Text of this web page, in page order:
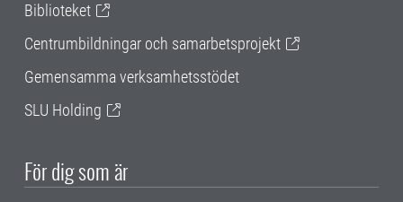
Biblioteket
Centrumbildningar och samarbetsprojekt
Gemensamma verksamhetsstödet
SLU Holding
För dig som är